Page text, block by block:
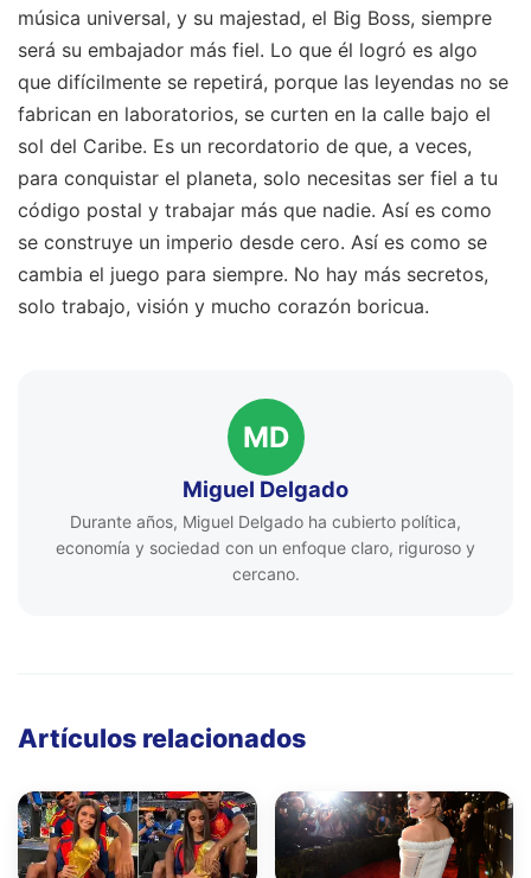
música universal, y su majestad, el Big Boss, siempre
será su embajador más fiel. Lo que él logró es algo
que difícilmente se repetirá, porque las leyendas no se
fabrican en laboratorios, se curten en la calle bajo el
sol del Caribe. Es un recordatorio de que, a veces,
para conquistar el planeta, solo necesitas ser fiel a tu
código postal y trabajar más que nadie. Así es como
se construye un imperio desde cero. Así es como se
cambia el juego para siempre. No hay más secretos,
solo trabajo, visión y mucho corazón boricua.
MD
Miguel Delgado
Durante años, Miguel Delgado ha cubierto política,
economía y sociedad con un enfoque claro, riguroso y
cercano.
Artículos relacionados